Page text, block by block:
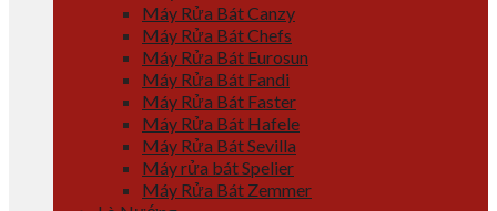
Máy Rửa Bát Canzy
Máy Rửa Bát Chefs
Máy Rửa Bát Eurosun
Máy Rửa Bát Fandi
Máy Rửa Bát Faster
Máy Rửa Bát Hafele
Máy Rửa Bát Sevilla
Máy rửa bát Spelier
Máy Rửa Bát Zemmer